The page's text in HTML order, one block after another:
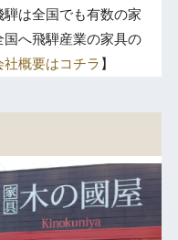
は全国でも有数の家
へ飛騨産業の家具の
社概要はコチラ 】